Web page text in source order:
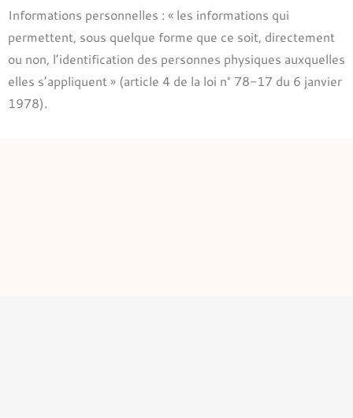
Informations personnelles : « les informations qui
permettent, sous quelque forme que ce soit, directement
ou non, l’identification des personnes physiques auxquelles
elles s’appliquent » (article 4 de la loi n° 78-17 du 6 janvier
1978).